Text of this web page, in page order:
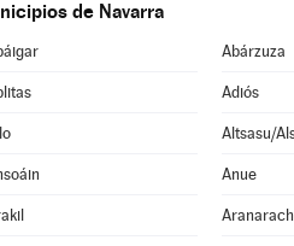
de Navarra
Abárzuza
Adiós
Altsasu/
Anue